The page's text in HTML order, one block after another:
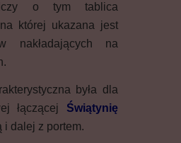
o tym tablica
której ukazana jest
nakładających na
była dla
łączącej Świątynię
i dalej z portem.